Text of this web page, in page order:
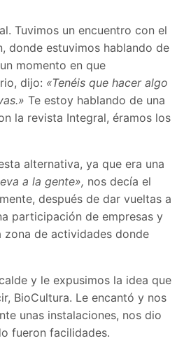
Tuvimos un encuentro con el
donde estuvimos hablando de
momento en que
dijo: «Tenéis que hacer algo
Te estoy hablando de una
la revista Integral, éramos los
alternativa, ya que era una
a la gente», nos decía el
después de dar vueltas a
participación de empresas y
zona de actividades donde
y le expusimos la idea que
BioCultura. Le encantó y nos
unas instalaciones, nos dio
fueron facilidades.